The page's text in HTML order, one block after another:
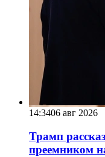
14:3406 авг 2026
Трамп
преемником